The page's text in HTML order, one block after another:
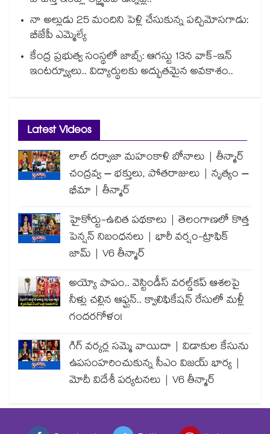
నా అల్లుడు 25 మందిని పెళ్లి చేసుకున్న పచ్చిమోసగాడు:
బీజేపీ ఎమ్మెల్యే
కేంద్ర ప్రభుత్వ సంస్థలో జాబ్స్: ఆగస్టు 13న వాక్-ఇన్
ఇంటర్వ్యూలు.. విద్యార్థులకు అద్భుతమైన అవకాశం..
Latest Videos
లాల్ దర్వాజా మహంకాళి బోనాలు | తీన్మార్
చంద్రవ్వ – భక్తులు, పోతరాజులు | నృత్యం –
భీమా | తీన్మార్
హైకోర్టు-ఉచిత పథకాలు | తెలంగాణలో కొత్త
పెన్షన్ నిబంధనలు | భారీ వర్షం-ట్రాఫిక్
జామ్ | V6 తీన్మార్
అయ్యో పాపం.. వెస్టిండీస్ వరల్డ్‌కప్ ఆశలపై
నీళ్లు చల్లిన ఆఫ్ఘన్.. క్వాలిఫికేషన్ రేసులో మళ్లీ
గందరగోళం!
గిగ్ వర్కర్ల సమ్మె వాయిదా | విడాకుల కేసును
ఉపసంహరించుకున్న సీఎం విజయ్ భార్య |
మోదీ విదేశీ పర్యటనలు | V6 తీన్మార్